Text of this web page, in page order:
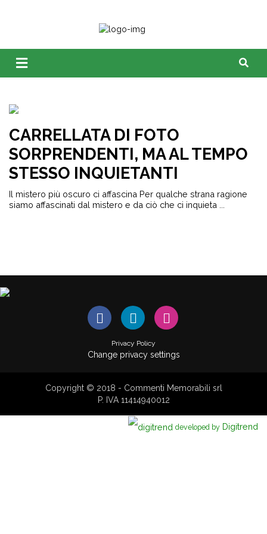
CARRELLATA DI FOTO
SORPRENDENTI, MA AL TEMPO
STESSO INQUIETANTI
Il mistero più oscuro ci affascina Per qualche strana ragione
siamo affascinati dal mistero e da ciò che ci inquieta ...
Privacy Policy
Change privacy settings
Copyright © 2018 - Commenti Memorabili srl
P. IVA 11414940012
developed by Digitrend